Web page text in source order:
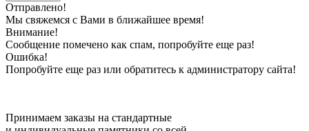
Отправлено!
Мы свяжемся с Вами в ближайшее время!
Внимание!
Сообщение помечено как спам, попробуйте еще раз!
Ошибка!
Попробуйте еще раз или обратитесь к администратору сайта!
Принимаем заказы на стандартные